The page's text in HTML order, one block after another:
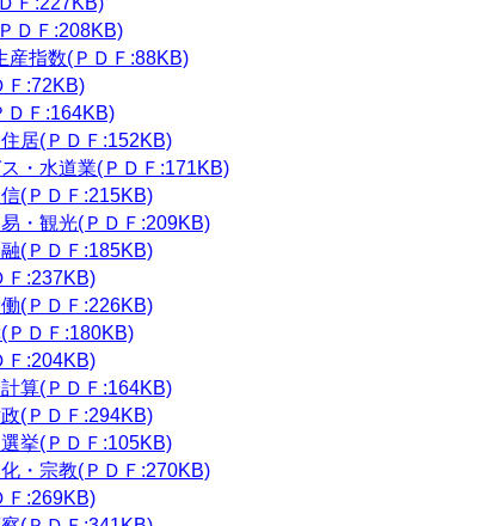
Ｆ:208KB)
指数(ＰＤＦ:88KB)
:72KB)
Ｆ:164KB)
居(ＰＤＦ:152KB)
・水道業(ＰＤＦ:171KB)
(ＰＤＦ:215KB)
・観光(ＰＤＦ:209KB)
(ＰＤＦ:185KB)
:237KB)
(ＰＤＦ:226KB)
ＤＦ:180KB)
:204KB)
算(ＰＤＦ:164KB)
(ＰＤＦ:294KB)
挙(ＰＤＦ:105KB)
・宗教(ＰＤＦ:270KB)
:269KB)